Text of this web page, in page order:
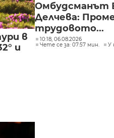
в
и
Омбудсманът
Делчева:
трудовото...
10:18, 06.08.2026
Чете се за: 07:57 мин.
У